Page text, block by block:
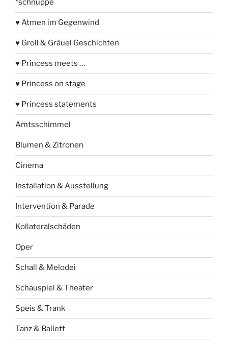
*schnuppe
♥ Atmen im Gegenwind
♥ Groll & Gräuel Geschichten
♥ Princess meets …
♥ Princess on stage
♥ Princess statements
Amtsschimmel
Blumen & Zitronen
Cinema
Installation & Ausstellung
Intervention & Parade
Kollateralschäden
Oper
Schall & Melodei
Schauspiel & Theater
Speis & Trank
Tanz & Ballett